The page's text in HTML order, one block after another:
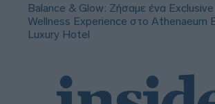
Balance & Glow: Ζήσαμε ένα
Wellness Experience στο Athenaeum
Luxury Hotel